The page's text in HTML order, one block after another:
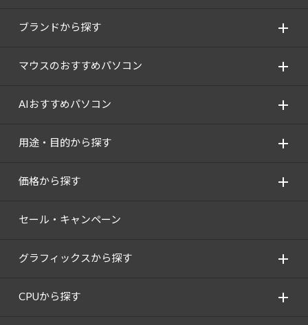
ブランドから探す
マウスのおすすめパソコン
AIおすすめパソコン
用途・目的から探す
価格から探す
セール・キャンペーン
グラフィックスから探す
CPUから探す